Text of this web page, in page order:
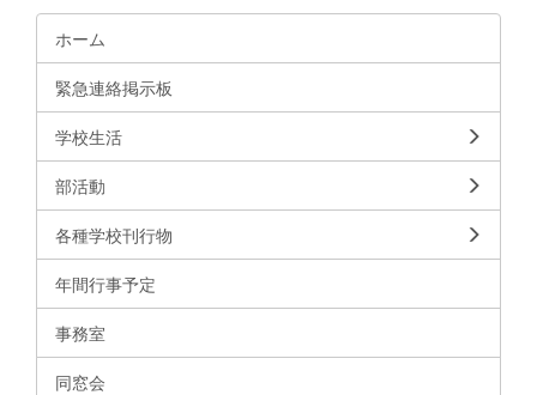
ホーム
緊急連絡掲示板
学校生活
部活動
各種学校刊行物
年間行事予定
事務室
同窓会